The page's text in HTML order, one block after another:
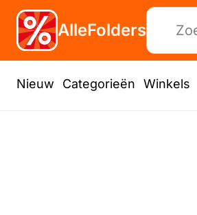
AlleFolders
Nieuw Categorieën Winkels